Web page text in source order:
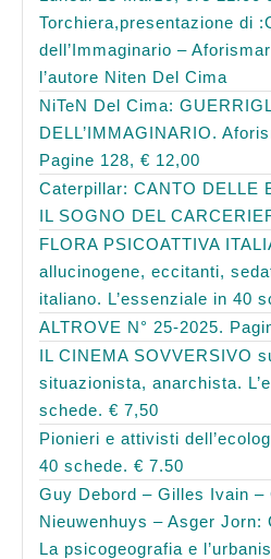
Torchiera,presentazione di
dell’Immaginario –
l’autore Niten Del Cima
NiTeN Del Cima:
DELL’IMMAGINARIO.
Pagine 128, € 12,00
Caterpillar: CANTO DELLE
IL SOGNO DEL
FLORA PSICOATTIVA
allucinogene, eccitanti,
italiano. L’essenziale in 40
ALTROVE N° 25-2025.
IL CINEMA SOVVERSIVO
situazionista, anarchista.
schede. € 7,50
Pionieri e attivisti
40 schede. € 7.50
Guy Debord – Gilles Ivain –
Nieuwenhuys – Asger Jorn:
La psicogeografia e